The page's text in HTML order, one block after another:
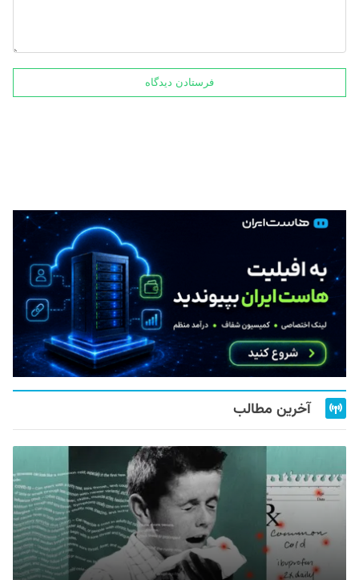
آخرین مطالب